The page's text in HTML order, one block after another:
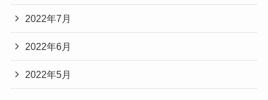
2022年7月
2022年6月
2022年5月